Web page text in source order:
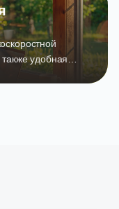
удобная